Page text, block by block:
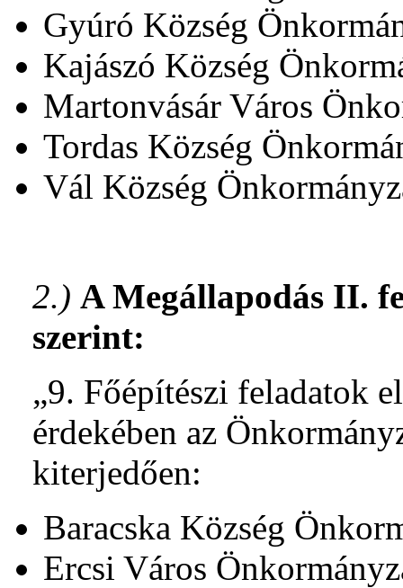
Gyúró Község
Kajászó Község
Martonvásár Város
Tordas Község
Vál Község
2.)A Megállapodás II.
szerint:
„9. Főépítészi feladatok
érdekében az
kiterjedően:
Baracska Község
Ercsi Város